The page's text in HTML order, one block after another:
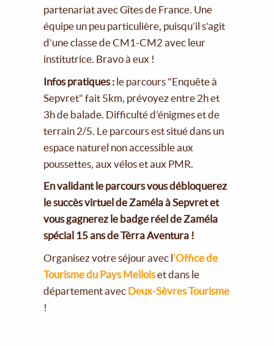
partenariat avec Gîtes de France. Une
équipe un peu particulière, puisqu’il s’agit
d’une classe de CM1-CM2 avec leur
institutrice. Bravo à eux !
Infos pratiques : le parcours "Enquête à
Sepvret" fait 5km, prévoyez entre 2h et
3h de balade. Difficulté d'énigmes et de
terrain 2/5. Le parcours est situé dans un
espace naturel non accessible aux
poussettes, aux vélos et aux PMR.
En validant le parcours vous débloquerez
le succès virtuel de Zaméla à Sepvret et
vous gagnerez le badge réel de Zaméla
spécial 15 ans de Tèrra Aventura !
Organisez votre séjour avec l'Office de
Tourisme du Pays Melloiset dans le
département avec Deux-Sèvres Tourisme
!